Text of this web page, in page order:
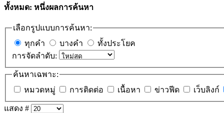
ทั้งหมด: หนึ่งผลการค้นหา
เลือกรูปแบบการค้นหา:
ทุกคำ
บางคำ
ทั้งประโยค
การจัดลำดับ:
ค้นหาเฉพาะ:
หมวดหมู่
การติดต่อ เนื้อหา ข่าวฟีด เว็บลิงก์
แสดง #